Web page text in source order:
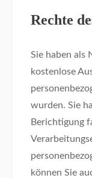
Rechte
Sie haben als
kostenlose
wurden. Sie
Berichtigung
können Sie